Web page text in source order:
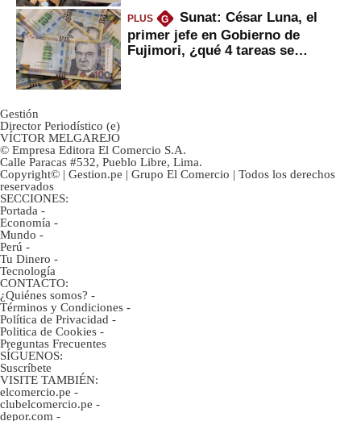
PLUS G
Sunat: César Luna, el
primer jefe en Gobierno de
Fujimori, ¿qué 4 tareas se
Gestión
Director Periodístico (e)
VÍCTOR MELGAREJO
© Empresa Editora El Comercio S.A.
Calle Paracas #532, Pueblo Libre, Lima.
Copyright© | Gestion.pe | Grupo El Comercio | Todos los derechos
reservados
SECCIONES:
Portada -
Economía -
Mundo -
Perú -
Tu Dinero -
Tecnología
CONTACTO:
¿Quiénes somos? -
Términos y Condiciones -
Política de Privacidad -
Politica de Cookies -
Preguntas Frecuentes
SÍGUENOS:
Suscríbete
VISITE TAMBIÉN:
elcomercio.pe -
clubelcomercio.pe -
depor.com -